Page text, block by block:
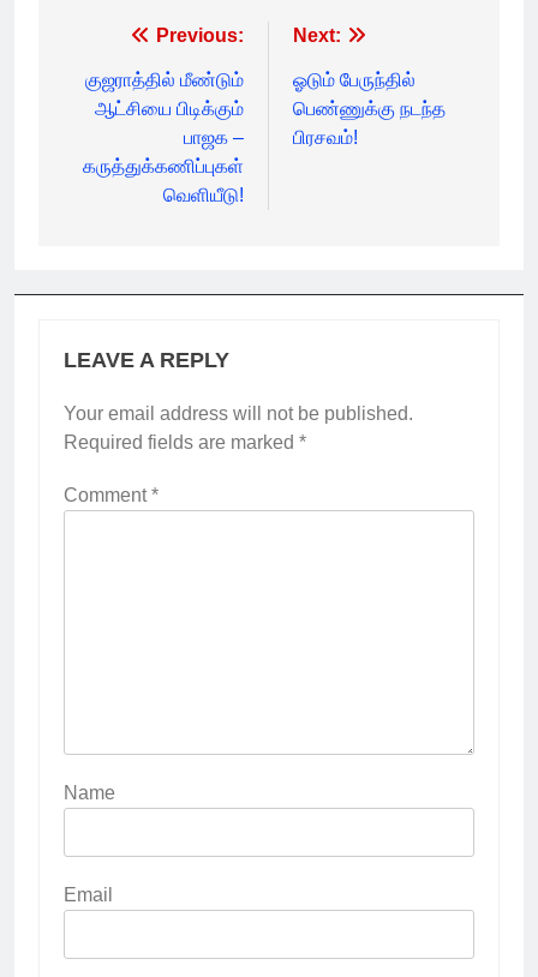
navigation
Previous:
குஜராத்தில் மீண்டும்
ஆட்சியை பிடிக்கும்
பாஜக –
கருத்துக்கணிப்புகள்
வெளியீடு!
Next:
ஓடும் பேருந்தில்
பெண்ணுக்கு நடந்த
பிரசவம்!
LEAVE A REPLY
Your email address will not be published.
Required fields are marked *
Comment*
Name
Email